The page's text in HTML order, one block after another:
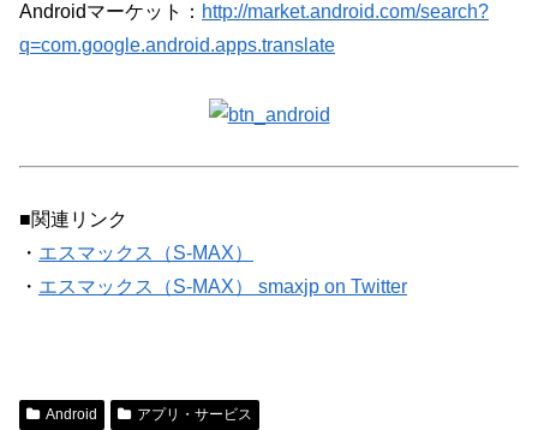
Androidマーケット： http://market.android.com/search?
q=com.google.android.apps.translate
■関連リンク
・ エスマックス（S-MAX）
・ エスマックス（S-MAX） smaxjp on Twitter
Android アプリ・サービス